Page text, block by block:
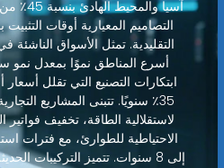
آسيا
التقليدية. تمثل الأسواق
ابتكارات التصنيع التي تقلل
35٪ سنويًا. تتبنى المشاريع
لاستقلالية الطاقة، تخفيف فواتير
إلى 8 سنوات. تتميز التركيبات